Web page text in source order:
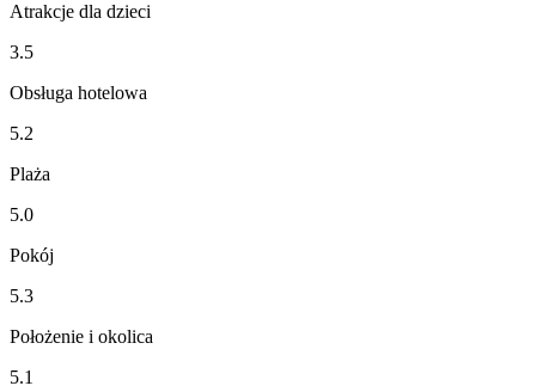
Atrakcje dla dzieci
3.5
Obsługa hotelowa
5.2
Plaża
5.0
Pokój
5.3
Położenie i okolica
5.1